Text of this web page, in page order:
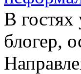
В
блогер,